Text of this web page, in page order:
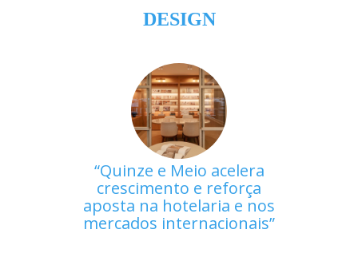
DESIGN
Quinze e Meio acelera
crescimento e reforça
aposta na hotelaria e nos
mercados internacionais